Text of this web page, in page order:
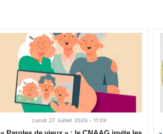
Lundi 27 Juillet 2026 - 11:09